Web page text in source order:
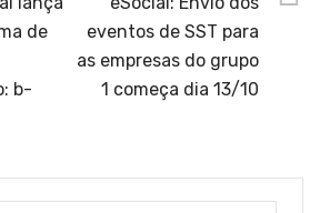
de
b-
eventos de SST para
as empresas do grupo
1 começa dia 13/10